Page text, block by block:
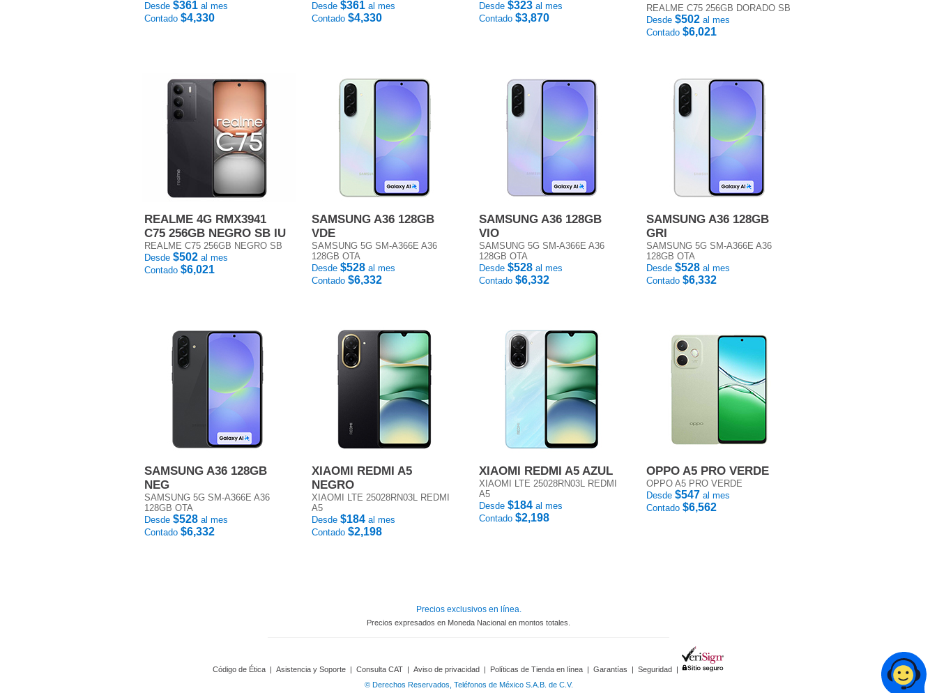
Desde $361 al mes
Contado $4,330
Desde $361 al mes
Contado $4,330
Desde $323 al mes
Contado $3,870
REALME C75 256GB DORADO SB
Desde $502 al mes
Contado $6,021
REALME 4G RMX3941
C75 256GB NEGRO SB IU
REALME C75 256GB NEGRO SB
Desde $502 al mes
Contado $6,021
SAMSUNG A36 128GB
VDE
SAMSUNG 5G SM-A366E A36
128GB OTA
Desde $528 al mes
Contado $6,332
SAMSUNG A36 128GB
VIO
SAMSUNG 5G SM-A366E A36
128GB OTA
Desde $528 al mes
Contado $6,332
SAMSUNG A36 128GB
GRI
SAMSUNG 5G SM-A366E A36
128GB OTA
Desde $528 al mes
Contado $6,332
SAMSUNG A36 128GB
NEG
SAMSUNG 5G SM-A366E A36
128GB OTA
Desde $528 al mes
Contado $6,332
XIAOMI REDMI A5
NEGRO
XIAOMI LTE 25028RN03L REDMI
A5
Desde $184 al mes
Contado $2,198
XIAOMI REDMI A5 AZUL
XIAOMI LTE 25028RN03L REDMI
A5
Desde $184 al mes
Contado $2,198
OPPO A5 PRO VERDE
OPPO A5 PRO VERDE
Desde $547 al mes
Contado $6,562
Precios exclusivos en línea.
Precios expresados en Moneda Nacional en montos totales.
Código de Ética | Asistencia y Soporte | Consulta CAT | Aviso de privacidad | Políticas de Tienda en línea | Garantías | Seguridad |
© Derechos Reservados, Teléfonos de México S.A.B. de C.V.